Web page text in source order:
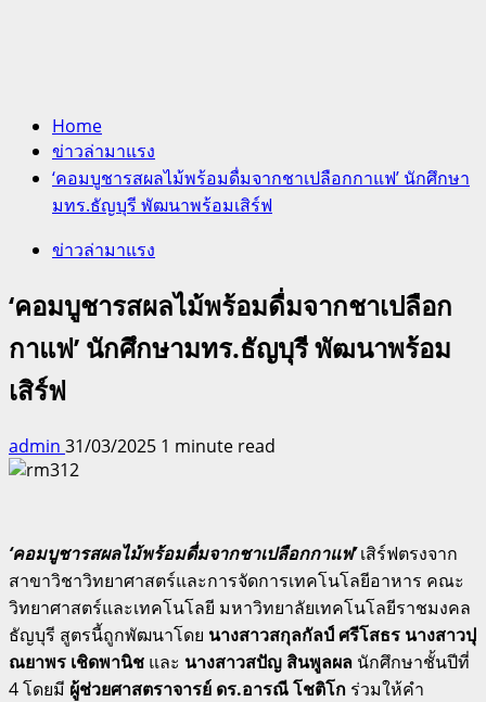
Home
ข่าวล่ามาแรง
‘คอมบูชารสผลไม้พร้อมดื่มจากชาเปลือกกาแฟ’ นักศึกษา
มทร.ธัญบุรี พัฒนาพร้อมเสิร์ฟ
ข่าวล่ามาแรง
‘คอมบูชารสผลไม้พร้อมดื่มจากชาเปลือก
กาแฟ’ นักศึกษามทร.ธัญบุรี พัฒนาพร้อม
เสิร์ฟ
admin 31/03/2025 1 minute read
‘คอมบูชารสผลไม้พร้อมดื่มจากชาเปลือกกาแฟ’เสิร์ฟตรงจาก
สาขาวิชาวิทยาศาสตร์และการจัดการเทคโนโลยีอาหาร คณะ
วิทยาศาสตร์และเทคโนโลยี มหาวิทยาลัยเทคโนโลยีราชมงคล
ธัญบุรี สูตรนี้ถูกพัฒนาโดย นางสาวสกุลกัลป์ ศรีโสธร นางสาวปุ
ณยาพร เชิดพานิช และ นางสาวสปัญ สินพูลผล นักศึกษาชั้นปีที่
4 โดยมี ผู้ช่วยศาสตราจารย์ ดร.อารณี โชติโก ร่วมให้คำ